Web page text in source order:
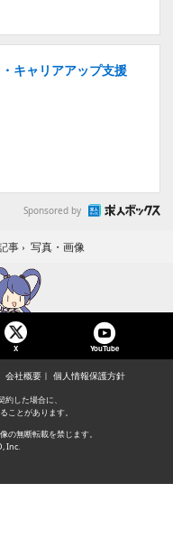
キャリアアップ支援
Sponsored by
事 › 写真・画像
X YouTube
会社概要 個人情報保護方針
した場合に、
ことがあります。
の無断転載を禁じます。
Inc.